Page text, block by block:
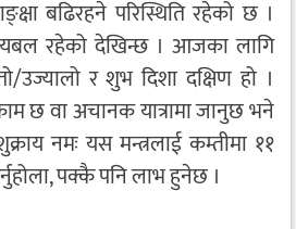
बढिरहने परिस्थिति रहेको छ ।
रहेको देखिन्छ । आजका लागि
र शुभ दिशा दक्षिण हो ।
छ वा अचानक यात्रामा जानुछ भने
नमः यस मन्त्रलाई कम्तीमा ११
पक्कै पनि लाभ हुनेछ ।